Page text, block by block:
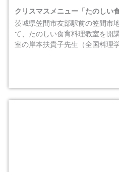
クリスマスメニュー「たのしい
茨城県笠間市友部駅前の笠間市
て、たのしい食育料理教室を開
室の岸本扶貴子先生（全国料理